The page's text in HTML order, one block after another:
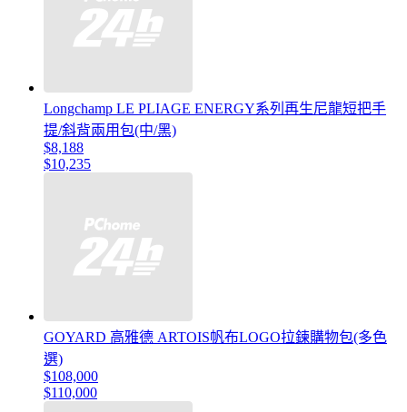
Longchamp LE PLIAGE ENERGY系列再生尼龍短把手
提/斜背兩用包(中/黑)
$8,188
$10,235
GOYARD 高雅德 ARTOIS帆布LOGO拉鍊購物包(多色
選)
$108,000
$110,000